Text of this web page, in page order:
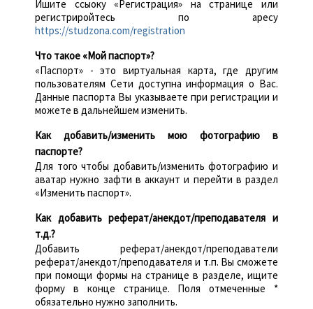
Ишите ссыоку «Регистрация» на странице или
регистриройтесь по аресу
https://studzona.com/registration
Что такое «Мой паспорт»?
«Паспорт» - это виртуальная карта, где другим
пользователям Сети доступна информация о Вас.
Данные паспорта Вы указываете при регистрации и
можете в дальнейшем изменить.
Как добавить/изменить мою фотографию в
паспорте?
Для того чтобы добавить/изменить фотографию и
аватар нужно зафти в аккаунт и перейти в раздел
«Изменить паспорт».
Как добавить реферат/анекдот/преподавателя и
т.д.?
Добавить реферат/анекдот/преподаватели
реферат/анекдот/преподавателя и т.п. Вы сможете
при помощи формы на странице в разделе, ищите
форму в конце странице. Поля отмеченные *
обязательно нужно заполнить.